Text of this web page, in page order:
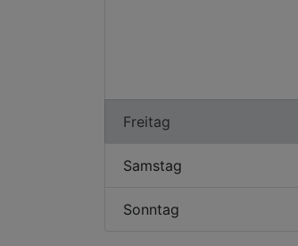
Freitag
Samstag
Sonntag